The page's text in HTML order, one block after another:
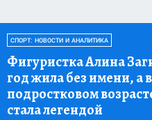
СПОРТ: НОВОСТИ И АНАЛИТИКА
Фигуристка Алина
год жила без имени, а в
подростковом
стала легендой